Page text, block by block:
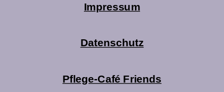
Impressum
Datenschutz
Pflege-Café Friends